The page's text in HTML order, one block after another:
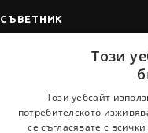
СЪВЕТНИК
Когато получим оферта
Този
Този уебсайт
потребителското
се съгласявате с